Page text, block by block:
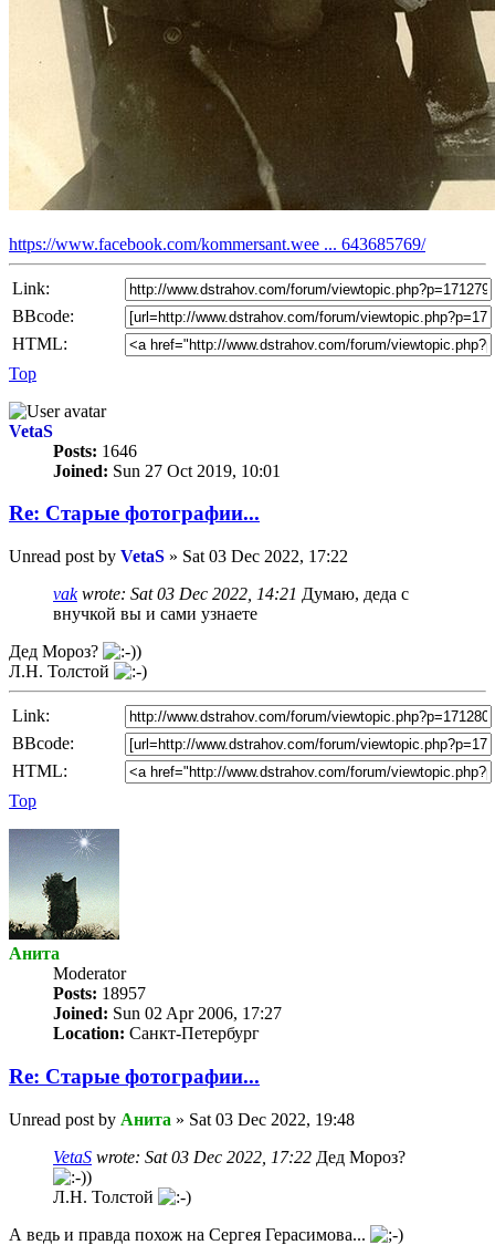
https://www.facebook.com/kommersant.wee ... 643685769/
Link:
BBcode:
HTML:
Top
VetaS
Posts: 1646
Joined: Sun 27 Oct 2019, 10:01
Re: Старые фотографии...
Unread post by VetaS » Sat 03 Dec 2022, 17:22
vakwrote: Sat 03 Dec 2022, 14:21 Думаю, деда с
внучкой вы и сами узнаете
Дед Мороз?
Л.Н. Толстой
Link:
BBcode:
HTML:
Top
Анита
Мoderator
Posts: 18957
Joined: Sun 02 Apr 2006, 17:27
Location: Санкт-Петербург
Re: Старые фотографии...
Unread post by Анита » Sat 03 Dec 2022, 19:48
VetaS wrote: Sat 03 Dec 2022, 17:22 Дед Мороз?
Л.Н. Толстой
А ведь и правда похож на Сергея Герасимова...